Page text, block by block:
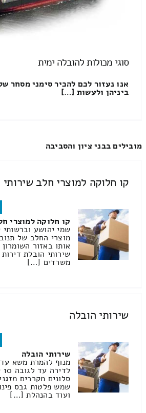
סוגי מכולות להובלה ימית
אנו נעזור לכם להכיר סימני מסחר
ביניהן ולעשות […]
מובילים בבני ציון והסביבה
קו חלוקה למוצרי חלב
קו חלוקה למוצרי
שמי יהושע
מוצרי החלב של
אותו באזור השומרון
שירותי הובלת
משרדים […]
שירותי הובלה
שירותי הובלה
סלונים מקררים
שמש פלטות גבס
ועוד בהנהלת […]